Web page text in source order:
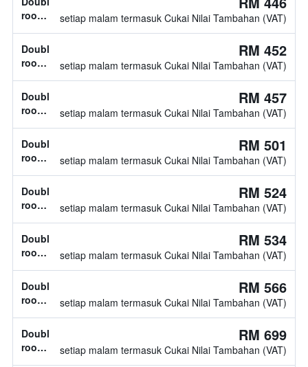
tidak
diketahui
room,
katil
tidak
diketahui
setiap malam termasuk Cukai Nilai Tambahan (VAT)
Double
room,
katil
tidak
diketahui
RM 452
setiap malam termasuk Cukai Nilai Tambahan (VAT)
Double
room,
katil
tidak
diketahui
RM 457
setiap malam termasuk Cukai Nilai Tambahan (VAT)
Double
room,
katil
tidak
diketahui
RM 501
setiap malam termasuk Cukai Nilai Tambahan (VAT)
Double
room,
katil
tidak
diketahui
RM 524
setiap malam termasuk Cukai Nilai Tambahan (VAT)
Double
room,
katil
tidak
diketahui
RM 534
setiap malam termasuk Cukai Nilai Tambahan (VAT)
Double
room,
katil
tidak
diketahui
RM 566
setiap malam termasuk Cukai Nilai Tambahan (VAT)
Double
room,
RM 699
setiap malam termasuk Cukai Nilai Tambahan (VAT)